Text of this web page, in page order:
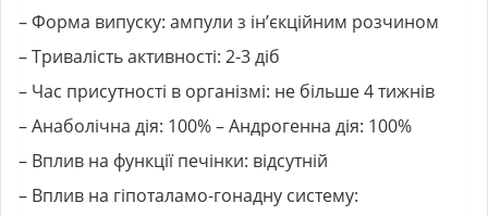
– Форма випуску: ампули з ін’єкційним розчином
– Тривалість активності: 2-3 діб
– Час присутності в організмі: не більше 4 тижнів
– Анаболічна дія: 100% – Андрогенна дія: 100%
– Вплив на функції печінки: відсутній
– Вплив на гіпоталамо-гонадну систему: